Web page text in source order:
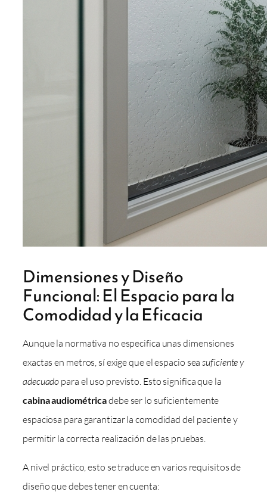
Dimensiones y Diseño
Funcional: El Espacio para la
Comodidad y la Eficacia
Aunque la normativa no especifica unas dimensiones
exactas en metros, sí exige que el espacio seasuficiente y
adecuado para el uso previsto. Esto significa que la
cabina audiométricadebe ser lo suficientemente
espaciosa para garantizar la comodidad del paciente y
permitir la correcta realización de las pruebas.
A nivel práctico, esto se traduce en varios requisitos de
diseño que debes tener en cuenta: